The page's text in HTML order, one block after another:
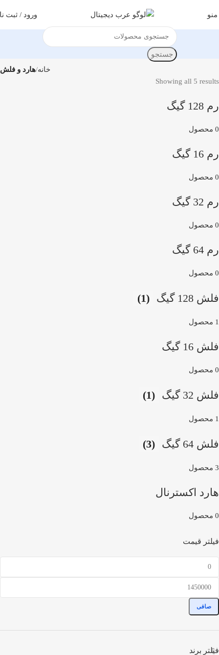
منو ورود / ثبت
جستجو
خانه هارد و فلش
Showing all 5 results
رم 128 گیگ
0 محصول
رم 16 گیگ
0 محصول
رم 32 گیگ
0 محصول
رم 64 گیگ
0 محصول
فلش 128 گیگ (1)
1 محصول
فلش 16 گیگ
0 محصول
فلش 32 گیگ (1)
1 محصول
فلش 64 گیگ (3)
3 محصول
هارد اکسترنال
0 محصول
فیلتر قیمت
صافی
فیلتر برند